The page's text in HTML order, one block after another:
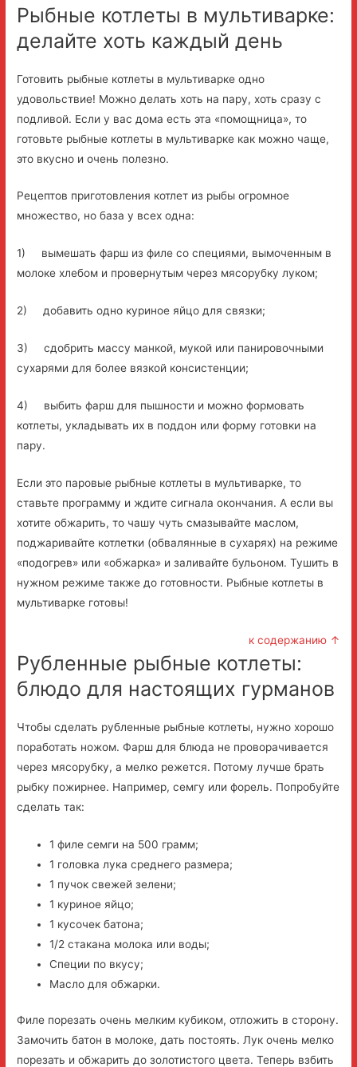
Рыбные котлеты в мультиварке:
делайте хоть каждый день
Готовить рыбные котлеты в мультиварке одно
удовольствие! Можно делать хоть на пару, хоть сразу с
подливой. Если у вас дома есть эта «помощница», то
готовьте рыбные котлеты в мультиварке как можно чаще,
это вкусно и очень полезно.
Рецептов приготовления котлет из рыбы огромное
множество, но база у всех одна:
1) вымешать фарш из филе со специями, вымоченным в
молоке хлебом и провернутым через мясорубку луком;
2) добавить одно куриное яйцо для связки;
3) сдобрить массу манкой, мукой или панировочными
сухарями для более вязкой консистенции;
4) выбить фарш для пышности и можно формовать
котлеты, укладывать их в поддон или форму готовки на
пару.
Если это паровые рыбные котлеты в мультиварке, то
ставьте программу и ждите сигнала окончания. А если вы
хотите обжарить, то чашу чуть смазывайте маслом,
поджаривайте котлетки (обвалянные в сухарях) на режиме
«подогрев» или «обжарка» и заливайте бульоном. Тушить в
нужном режиме также до готовности. Рыбные котлеты в
мультиварке готовы!
к содержанию ↑
Рубленные рыбные котлеты:
блюдо для настоящих гурманов
Чтобы сделать рубленные рыбные котлеты, нужно хорошо
поработать ножом. Фарш для блюда не проворачивается
через мясорубку, а мелко режется. Потому лучше брать
рыбку пожирнее. Например, семгу или форель. Попробуйте
сделать так:
1 филе семги на 500 грамм;
1 головка лука среднего размера;
1 пучок свежей зелени;
1 куриное яйцо;
1 кусочек батона;
1/2 стакана молока или воды;
Специи по вкусу;
Масло для обжарки.
Филе порезать очень мелким кубиком, отложить в сторону.
Замочить батон в молоке, дать постоять. Лук очень мелко
порезать и обжарить до золотистого цвета. Теперь взбить